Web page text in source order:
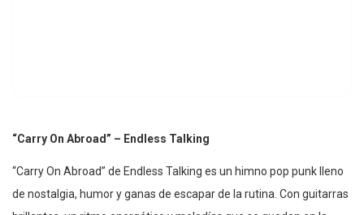
“Carry On Abroad” – Endless Talking
“Carry On Abroad” de Endless Talking es un himno pop punk lleno
de nostalgia, humor y ganas de escapar de la rutina. Con guitarras